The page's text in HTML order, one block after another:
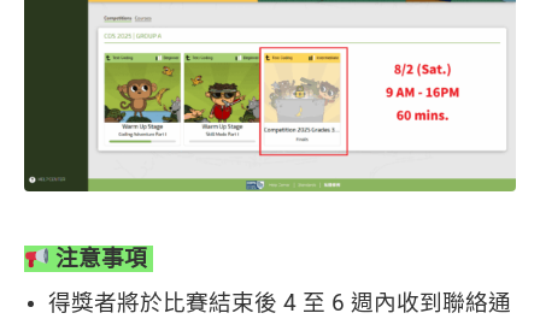
注意事項
得獎者將於比賽結束後 4 至 6 週內收到聯絡通